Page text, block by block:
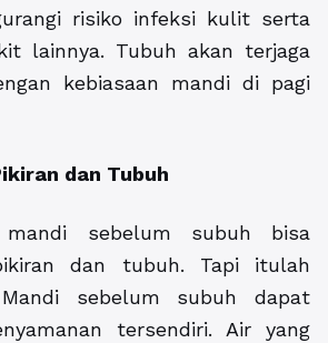
risiko infeksi kulit serta
lainnya. Tubuh akan terjaga
kebiasaan mandi di pagi
dan Tubuh
mandi sebelum subuh bisa
dan tubuh. Tapi itulah
Mandi sebelum subuh dapat
tersendiri. Air yang